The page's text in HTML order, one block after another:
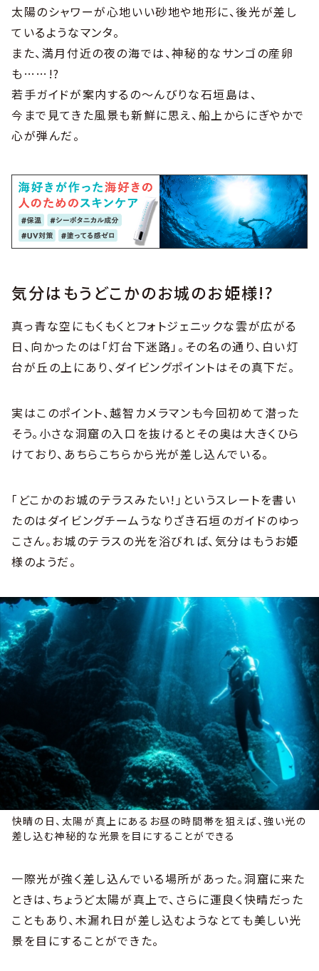
太陽のシャワーが心地いい砂地や地形に、後光が差し
ているようなマンタ。
また、満月付近の夜の海では、神秘的なサンゴの産卵
も……!?
若手ガイドが案内するの～んびりな石垣島は、
今まで見てきた風景も新鮮に思え、船上からにぎやかで
心が弾んだ。
気分はもうどこかのお城のお姫様!?
真っ青な空にもくもくとフォトジェニックな雲が広がる
日、向かったのは「灯台下迷路」。その名の通り、白い灯
台が丘の上にあり、ダイビングポイントはその真下だ。
実はこのポイント、越智カメラマンも今回初めて潜った
そう。小さな洞窟の入口を抜けるとその奥は大きくひら
けており、あちらこちらから光が差し込んでいる。
「どこかのお城のテラスみたい!」というスレートを書い
たのはダイビングチームうなりざき石垣のガイドのゆっ
こさん。お城のテラスの光を浴びれば、気分はもうお姫
様のようだ。
快晴の日、太陽が真上にあるお昼の時間帯を狙えば、強い光の
差し込む神秘的な光景を目にすることができる
一際光が強く差し込んでいる場所があった。洞窟に来た
ときは、ちょうど太陽が真上で、さらに運良く快晴だった
こともあり、木漏れ日が差し込むようなとても美しい光
景を目にすることができた。